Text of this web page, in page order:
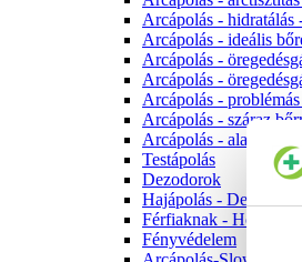
Arcápolás - hidratálás
Arcápolás - ideális
Arcápolás -
Arcápolás -
Arcápolás -
Arcápolás - száraz
Arcápolás - alapozók
Testápolás
Dezodorok
Hajápolás - Dercos
Férfiaknak - Homme
Fényvédelem